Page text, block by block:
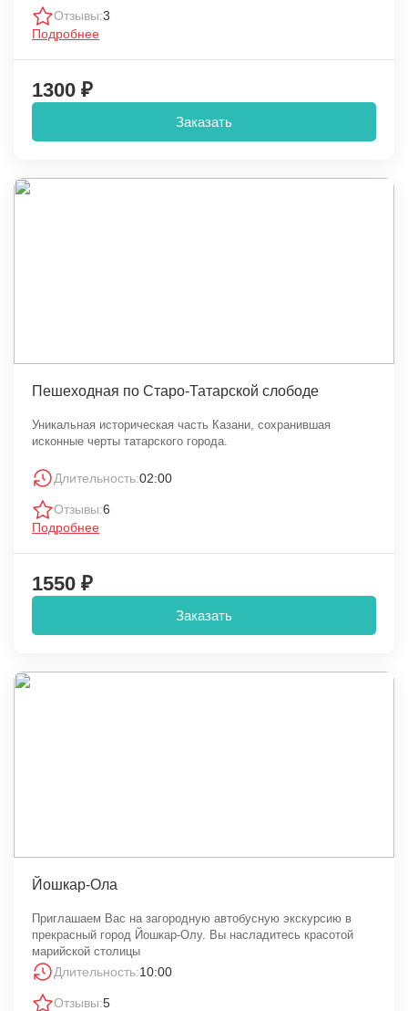
Отзывы:3
Подробнее
1300 ₽
Заказать
Пешеходная по Старо-Татарской слободе
Уникальная историческая часть Казани, сохранившая
исконные черты татарского города.
Длительность:02:00
Отзывы:6
Подробнее
1550 ₽
Заказать
Йошкар-Ола
Приглашаем Вас на загородную автобусную экскурсию в
прекрасный город Йошкар-Олу. Вы насладитесь красотой
марийской столицы
Длительность:10:00
Отзывы:5